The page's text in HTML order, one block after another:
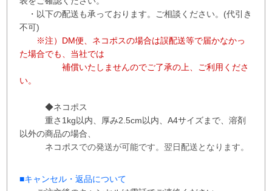
・以下の配送も承っております。ご相談ください。(代引き
不可)
※注）DM便、ネコポスの場合は誤配送等で届かなかっ
た場合でも、当社では
補償いたしませんのでご了承の上、ご利用くださ
い。
◆ネコポス
重さ1kg以内、
厚み2.5cm以内、A4サイズまで、溶剤
以外の商品の場合、
ネコポスでの発送が可能です。 翌日配送となります。
■キャンセル・返品について